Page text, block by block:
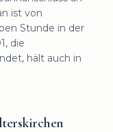
ist von
Stunde in der
die
hält auch in